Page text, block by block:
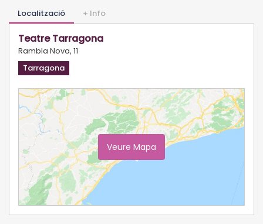
Localització + Info
Teatre Tarragona
Rambla Nova, 11
Tarragona
Veure Mapa